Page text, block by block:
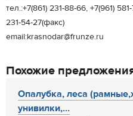
тел.:+7(861) 231-88-66, +7(961)
231-54-27(факс)
email:krasnodar@frunze.ru
Похожие
Опалубка, леса
унивилки,...